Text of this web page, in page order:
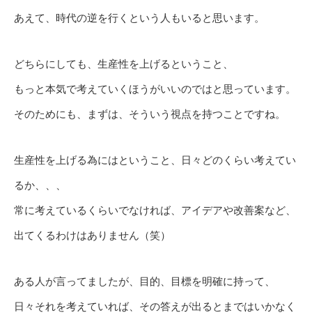
あえて、時代の逆を行くという人もいると思います。
どちらにしても、生産性を上げるということ、
もっと本気で考えていくほうがいいのではと思っています。
そのためにも、まずは、そういう視点を持つことですね。
生産性を上げる為にはということ、日々どのくらい考えてい
るか、、、
常に考えているくらいでなければ、アイデアや改善案など、
出てくるわけはありません（笑）
ある人が言ってましたが、目的、目標を明確に持って、
日々それを考えていれば、その答えが出るとまではいかなく